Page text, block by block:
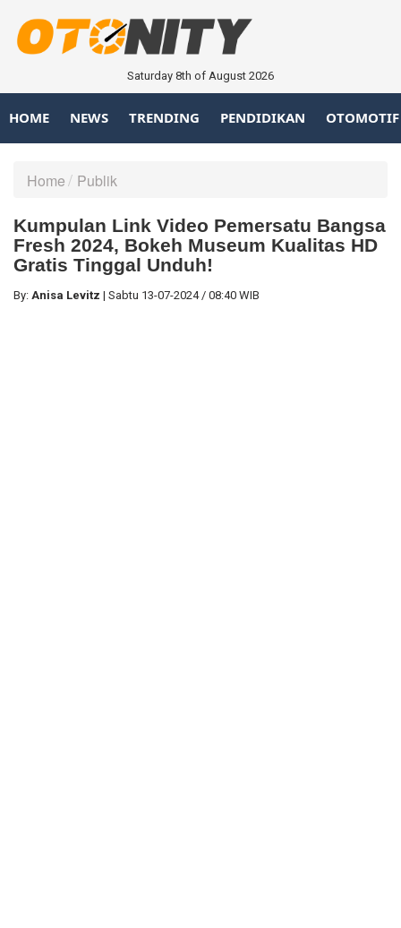
Saturday 8th of August 2026
HOME NEWS TRENDING PENDIDIKAN OTOMOTIF
Home Publik
Kumpulan Link Video Pemersatu Bangsa
Fresh 2024, Bokeh Museum Kualitas HD
Gratis Tinggal Unduh!
By: Anisa Levitz | Sabtu 13-07-2024 / 08:40 WIB